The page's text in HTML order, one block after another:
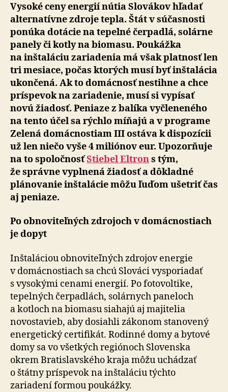
Vysoké ceny energií nútia Slovákov hľadať
alternatívne zdroje tepla. Štát v súčasnosti
ponúka dotácie na tepelné čerpadlá, solárne
panely či kotly na biomasu. Poukážka
na inštaláciu zariadenia má však platnosť len
tri mesiace, počas ktorých musí byť inštalácia
ukončená. Ak to domácnosť nestihne a chce
príspevok na zariadenie, musí si vypísať
novú žiadosť. Peniaze z balíka vyčleneného
na tento účel sa rýchlo míňajú a v programe
Zelená domácnostiam III ostáva k dispozícii
už len niečo vyše 4 miliónov eur. Upozorňuje
na to spoločnosťStiebel Eltrons tým,
že správne vyplnená žiadosť a dôkladné
plánovanie inštalácie môžu ľuďom ušetriť čas
aj peniaze.
Po obnoviteľných zdrojoch v domácnostiach
je dopyt
Inštaláciou obnoviteľných zdrojov energie
v domácnostiach sa chcú Slováci vysporiadať
s vysokými cenami energií. Po fotovoltike,
tepelných čerpadlách, solárnych paneloch
a kotloch na biomasu siahajú aj majitelia
novostavieb, aby dosiahli zákonom stanovený
energetický certifikát. Rodinné domy a bytové
domy sa vo všetkých regiónoch Slovenska
okrem Bratislavského kraja môžu uchádzať
o štátny príspevok na inštaláciu týchto
zariadení formou poukážky.